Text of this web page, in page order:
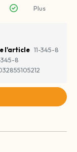
Plus
l'article 11-345-8
345-8